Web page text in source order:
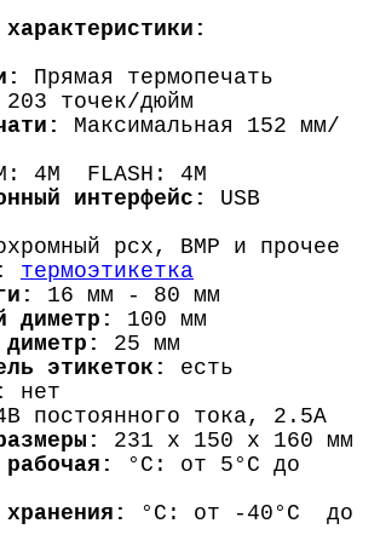
Прямая термопечать
203 точек/дюйм
Максимальная 152 мм/
4M FLASH: 4M
интерфейс:
USB
pcx, BMP и прочее
термоэтикетка
16 мм - 80 мм
диметр:
100 мм
диметр:
25 мм
этикеток:
есть
нет
постоянного тока, 2.5A
231 x 150 x 160 мм
°C: от 5°C до
°C: от -40°C до